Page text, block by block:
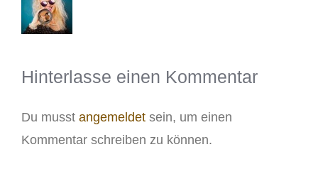
Hinterlasse einen Kommentar
Du musst angemeldet sein, um einen
Kommentar schreiben zu können.